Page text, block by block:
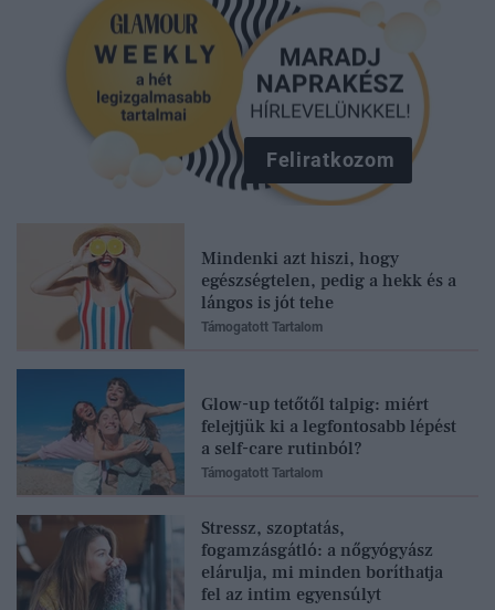
Feliratkozom
Mindenki azt hiszi, hogy
egészségtelen, pedig a hekk és a
lángos is jót tehe
Támogatott Tartalom
Glow-up tetőtől talpig: miért
felejtjük ki a legfontosabb lépést
a self-care rutinból?
Támogatott Tartalom
Stressz, szoptatás,
fogamzásgátló: a nőgyógyász
elárulja, mi minden boríthatja
fel az intim egyensúlyt